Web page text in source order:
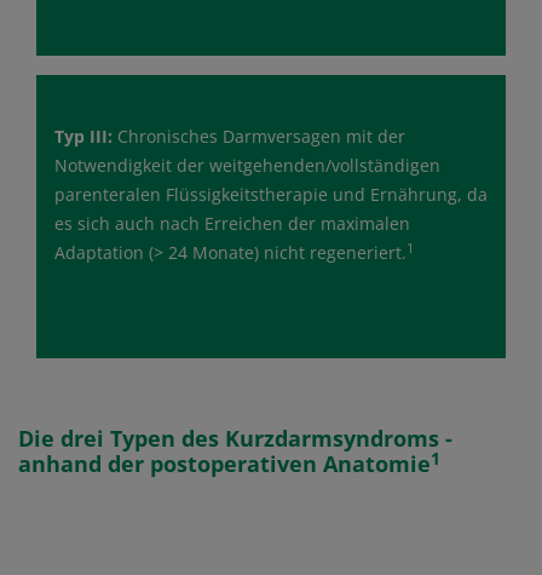
Typ III: Chronisches Darmversagen mit der
Notwendigkeit der weitgehenden/vollständigen
parenteralen Flüssigkeitstherapie und Ernährung, da
es sich auch nach Erreichen der maximalen
Adaptation (> 24 Monate) nicht regeneriert.1
Die drei Typen des Kurzdarmsyndroms -
anhand der postoperativen Anatomie1